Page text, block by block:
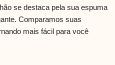
se destaca pela sua espuma
Comparamos suas
mais fácil para você